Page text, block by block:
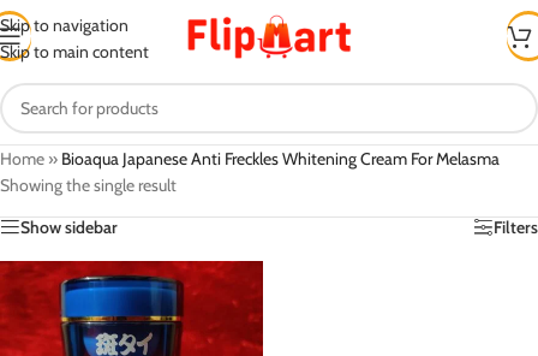
Skip to navigation
Skip to main content
Home » Bioaqua Japanese Anti Freckles Whitening Cream For Melasma
Showing the single result
Show sidebar
Filters